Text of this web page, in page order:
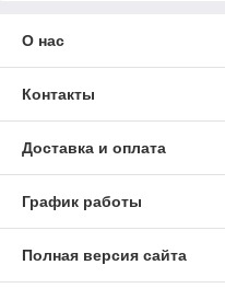
О нас
Контакты
Доставка и оплата
График работы
Полная версия сайта